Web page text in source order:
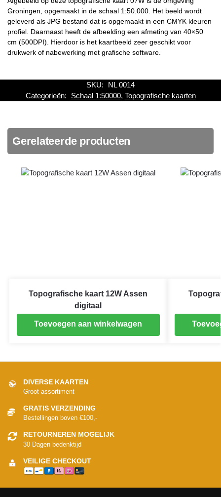
Groningen, opgemaakt in de schaal 1:50.000. Het beeld wordt
geleverd als JPG bestand dat is opgemaakt in een CMYK kleuren
profiel. Daarnaast heeft de afbeelding een afmeting van 40×50
cm (500DPI). Hierdoor is het kaartbeeld zeer geschikt voor
drukwerk of nabewerking met grafische software.
SKU:
NL 0014
Categorieën:
Schaal 1:50000, Topografische kaarten
Gerelateerde producten
Topografische kaart 12W Assen
digitaal
Toevoegen aan winkelwagen
DIVERSE KAARTEN
Groot assortiment
GRATIS VERZENDING
Bestellingen boven €100,-
RETOURNEREN MOGELIJK
30 Dagen bedenktijd
VEILIGE CHECKOUT